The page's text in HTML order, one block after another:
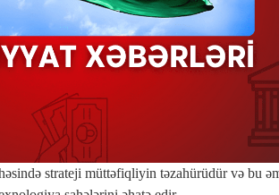
strateji müttəfiqliyin təzahürüdür və bu